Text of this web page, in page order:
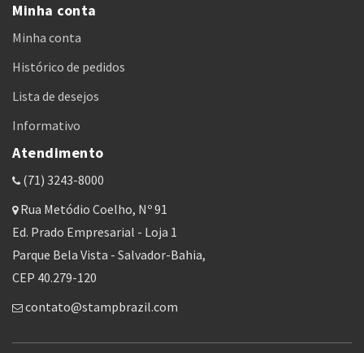
Minha conta
Minha conta
Histórico de pedidos
Lista de desejos
Informativo
Atendimento
(71) 3243-8000
Rua Metódio Coelho, Nº 91
Ed. Prado Empresarial - Loja 1
Parque Bela Vista - Salvador-Bahia,
CEP 40.279-120
contato@stampbrazil.com